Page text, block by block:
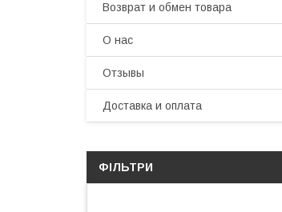
Возврат и обмен товара
О нас
Отзывы
Доставка и оплата
ФІЛЬТРИ